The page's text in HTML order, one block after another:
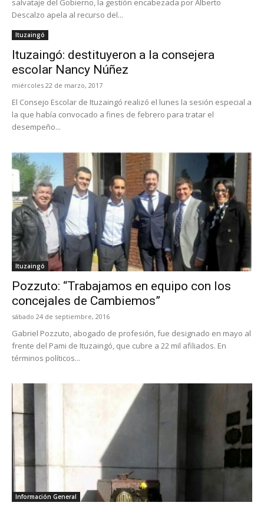
salvataje del Gobierno, la gestión encabezada por Alberto
Descalzo apela al recurso del...
Ituzaingó
Ituzaingó: destituyeron a la consejera
escolar Nancy Núñez
miércoles 22 de marzo, 2017
El Consejo Escolar de Ituzaingó realizó el lunes la sesión especial a
la que había convocado a fines de febrero para tratar el
desempeño...
Ituzaingó
Pozzuto: “Trabajamos en equipo con los
concejales de Cambiemos”
sábado 24 de septiembre, 2016
Gabriel Pozzuto, abogado de profesión, fue designado en mayo al
frente del Pami de Ituzaingó, que cubre a 22 mil afiliados. En
términos políticos...
Información General